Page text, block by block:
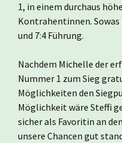
1, in einem durchaus
Kontrahentinnen.
und 7:4 Führung.
Nachdem Michelle der
Nummer 1 zum Sieg
Möglichkeiten den
Möglichkeit wäre Steffi
sicher als Favoritin an
unsere Chancen gut